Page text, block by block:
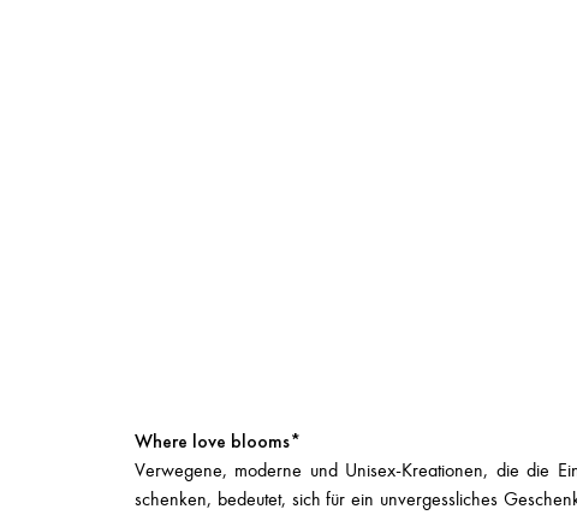
Where love blooms*
Verwegene, moderne und Unisex-Kreationen, die die
schenken, bedeutet, sich für ein unvergessliches